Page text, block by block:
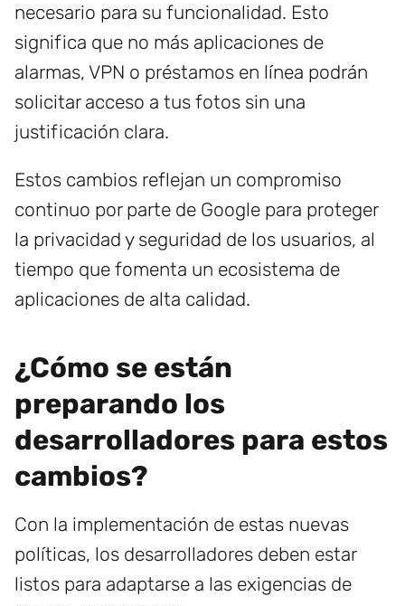
necesario para su funcionalidad. Esto
significa que no más aplicaciones de
alarmas, VPN o préstamos en línea podrán
solicitar acceso a tus fotos sin una
justificación clara.
Estos cambios reflejan un compromiso
continuo por parte de Google para proteger
la privacidad y seguridad de los usuarios, al
tiempo que fomenta un ecosistema de
aplicaciones de alta calidad.
¿Cómo se están
preparando los
desarrolladores para estos
cambios?
Con la implementación de estas nuevas
políticas, los desarrolladores deben estar
listos para adaptarse a las exigencias de